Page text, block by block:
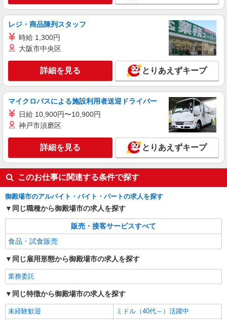
レジ・商品陳列スタッフ
時給 1,300円
大阪市中央区
詳細を見る とりあえずキープ
マイクロバスによる施設利用者送迎ドライバー
日給 10,900円〜10,900円
神戸市須磨区
詳細を見る とりあえずキープ
このお仕事に関連する条件で探す
御殿場市のアルバイト・バイト・パートの求人を探す
同じ職種から御殿場市の求人を探す
販売・接客サービスすべて
食品・試食販売
同じ雇用形態から御殿場市の求人を探す
業務委託
同じ特徴から御殿場市の求人を探す
未経験歓迎
ミドル（40代～）活躍中